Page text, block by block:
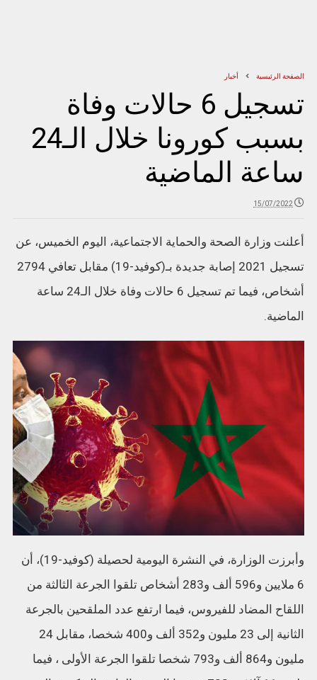
الصفحة الرئيسية أخبار
تسجيل 6 حالات وفاة
بسبب كورونا خلال الـ24
ساعة الماضية
15/07/2022
أعلنت وزارة الصحة والحماية الاجتماعية، اليوم الخميس، عن
تسجيل 2021 إصابة جديدة بـ(كوفيد-19) مقابل تعافي 2794
أشخاص، فيما تم تسجيل 6 حالات وفاة خلال الـ24 ساعة
الماضية.
وأبرزت الوزارة، في النشرة اليومية لحصيلة (كوفيد-19)، أن
6 ملايين و596 ألف و283 أشخاص تلقوا الجرعة الثالثة من
اللقاح المضاد للفيروس، فيما ارتفع عدد الملقحين بالجرعة
الثانية إلى 23 مليون و352 ألف و400 شخصا، مقابل 24
مليون و864 ألف و793 شخصا تلقوا الجرعة الأولى ، فيما